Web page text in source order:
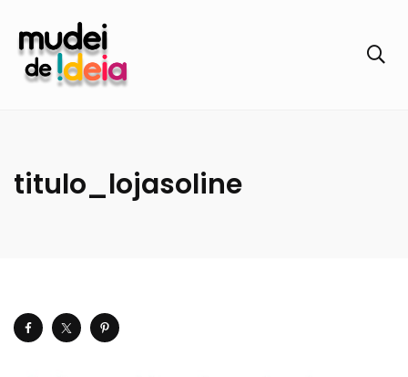
titulo_lojasoline